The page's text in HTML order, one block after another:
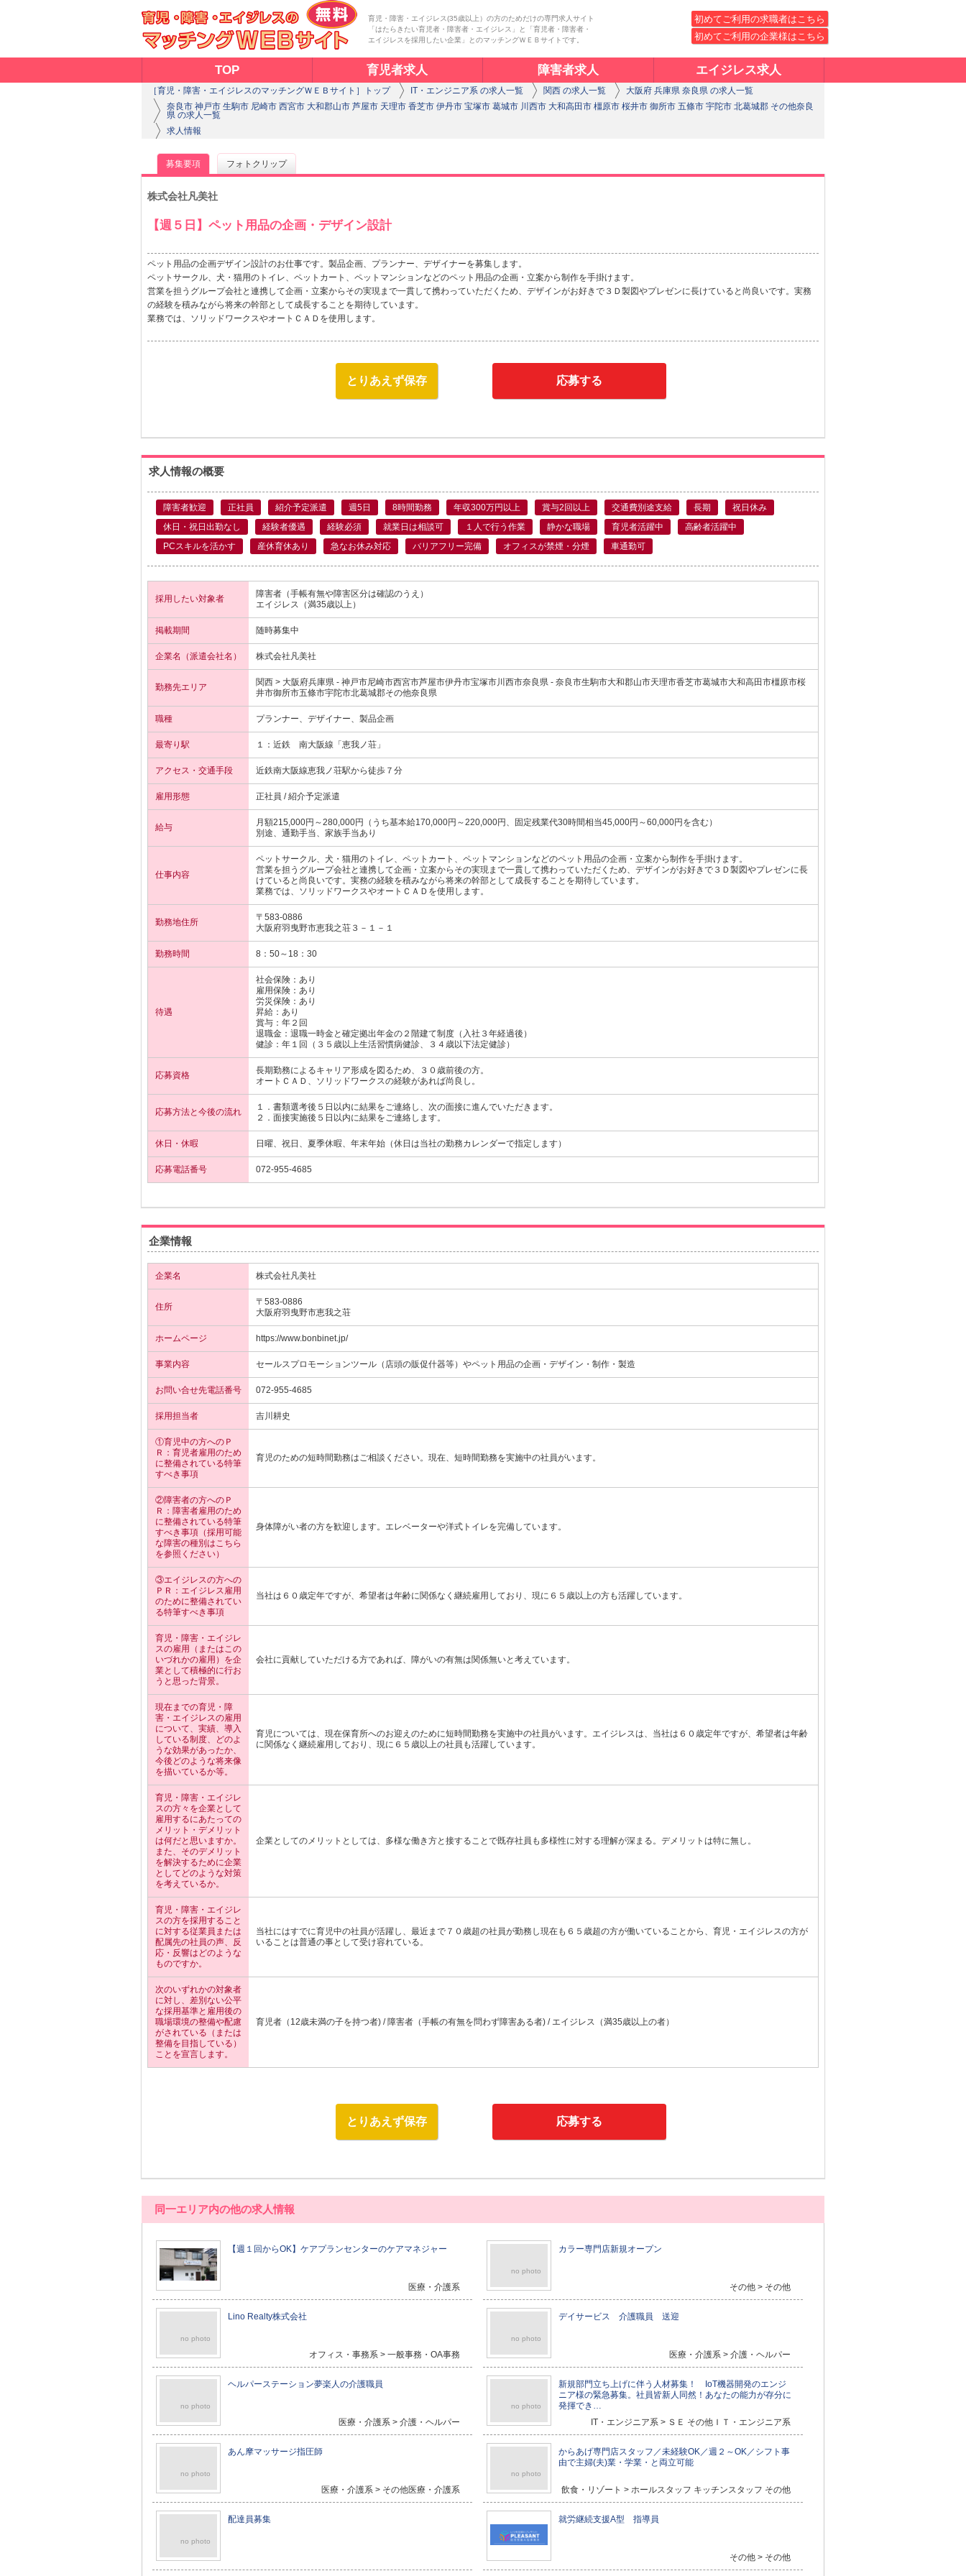
育児・障害・エイジレス(35歳以上）の方のためだけの専門求人サイト
「はたらきたい育児者・障害者・エイジレス」と「育児者・障害者・
エイジレスを採用したい企業」とのマッチングＷＥＢサイトです。
初めてご利用の求職者はこちら
初めてご利用の企業様はこちら
TOP 育児者求人 障害者求人 エイジレス求人
［育児・障害・エイジレスのマッチングＷＥＢサイト］トップ IT・エンジニア系 の求人一覧 関西 の求人一覧
大阪府 兵庫県 奈良県 の求人一覧
奈良市 神戸市 生駒市 尼崎市 西宮市 大和郡山市 芦屋市 天理市 香芝市 伊丹市 宝塚市 葛城市 川西市 大和高田市 橿原市 桜井市 御所市 五條市 宇陀市 北葛城郡 その他奈良
県 の求人一覧
求人情報
募集要項 フォトクリップ
株式会社凡美社
【週５日】ペット用品の企画・デザイン設計
ペット用品の企画デザイン設計のお仕事です。製品企画、プランナー、デザイナーを募集します。
ペットサークル、犬・猫用のトイレ、ペットカート、ペットマンションなどのペット用品の企画・立案から制作を手掛けます。
営業を担うグループ会社と連携して企画・立案からその実現まで一貫して携わっていただくため、デザインがお好きで３Ｄ製図やプレゼンに長けていると尚良いです。実務
の経験を積みながら将来の幹部として成長することを期待しています。
業務では、ソリッドワークスやオートＣＡＤを使用します。
とりあえず保存 応募する
求人情報の概要
障害者歓迎 正社員 紹介予定派遣 週5日 8時間勤務 年収300万円以上 賞与2回以上 交通費別途支給 長期
祝日休み
休日・祝日出勤なし
経験者優遇 経験必須 就業日は相談可 １人で行う作業 静かな職場 育児者活躍中
高齢者活躍中
PCスキルを活かす
産休育休あり 急なお休み対応 バリアフリー完備 オフィスが禁煙・分煙 車通勤可
採用したい対象者
障害者（手帳有無や障害区分は確認のうえ）
エイジレス（満35歳以上）
掲載期間 随時募集中
企業名（派遣会社名） 株式会社凡美社
勤務先エリア
関西 > 大阪府兵庫県 - 神戸市尼崎市西宮市芦屋市伊丹市宝塚市川西市奈良県 - 奈良市生駒市大和郡山市天理市香芝市葛城市大和高田市橿原市桜
井市御所市五條市宇陀市北葛城郡その他奈良県
職種 プランナー、デザイナー、製品企画
最寄り駅 １：近鉄 南大阪線 「恵我ノ荘」
アクセス・交通手段 近鉄南大阪線恵我ノ荘駅から徒歩７分
雇用形態 正社員 / 紹介予定派遣
給与
月額215,000円～280,000円（うち基本給170,000円～220,000円、固定残業代30時間相当45,000円～60,000円を含む）
別途、通勤手当、家族手当あり
仕事内容
ペットサークル、犬・猫用のトイレ、ペットカート、ペットマンションなどのペット用品の企画・立案から制作を手掛けます。
営業を担うグループ会社と連携して企画・立案からその実現まで一貫して携わっていただくため、デザインがお好きで３Ｄ製図やプレゼンに長
けていると尚良いです。実務の経験を積みながら将来の幹部として成長することを期待しています。
業務では、ソリッドワークスやオートＣＡＤを使用します。
勤務地住所
〒583-0886
大阪府羽曳野市恵我之荘３－１－１
勤務時間 8：50～18：30
待遇
社会保険：あり
雇用保険：あり
労災保険：あり
昇給：あり
賞与：年２回
退職金：退職一時金と確定拠出年金の２階建て制度（入社３年経過後）
健診：年１回（３５歳以上生活習慣病健診、３４歳以下法定健診）
応募資格
長期勤務によるキャリア形成を図るため、３０歳前後の方。
オートＣＡＤ、ソリッドワークスの経験があれば尚良し。
応募方法と今後の流れ
１．書類選考後５日以内に結果をご連絡し、次の面接に進んでいただきます。
２．面接実施後５日以内に結果をご連絡します。
休日・休暇 日曜、祝日、夏季休暇、年末年始（休日は当社の勤務カレンダーで指定します）
応募電話番号 072-955-4685
企業情報
企業名 株式会社凡美社
住所
〒583-0886
大阪府羽曳野市恵我之荘
ホームページ https://www.bonbinet.jp/
事業内容 セールスプロモーションツール（店頭の販促什器等）やペット用品の企画・デザイン・制作・製造
お問い合せ先電話番号 072-955-4685
採用担当者 吉川耕史
①育児中の方へのＰ
Ｒ：育児者雇用のため
に整備されている特筆
すべき事項
育児のための短時間勤務はご相談ください。現在、短時間勤務を実施中の社員がいます。
②障害者の方へのＰ
Ｒ：障害者雇用のため
に整備されている特筆
すべき事項（採用可能
な障害の種別はこちら
を参照ください）
身体障がい者の方を歓迎します。エレベーターや洋式トイレを完備しています。
③エイジレスの方への
ＰＲ：エイジレス雇用
のために整備されてい
る特筆すべき事項
当社は６０歳定年ですが、希望者は年齢に関係なく継続雇用しており、現に６５歳以上の方も活躍しています。
育児・障害・エイジレ
スの雇用（またはこの
いづれかの雇用）を企
業として積極的に行お
うと思った背景。
会社に貢献していただける方であれば、障がいの有無は関係無いと考えています。
現在までの育児・障
害・エイジレスの雇用
について、実績、導入
している制度、どのよ
うな効果があったか、
今後どのような将来像
を描いているか等。
育児については、現在保育所へのお迎えのために短時間勤務を実施中の社員がいます。エイジレスは、当社は６０歳定年ですが、希望者は年齢
に関係なく継続雇用しており、現に６５歳以上の社員も活躍しています。
育児・障害・エイジレ
スの方々を企業として
雇用するにあたっての
メリット・デメリット
は何だと思いますか。
また、そのデメリット
を解決するために企業
としてどのような対策
を考えているか。
企業としてのメリットとしては、多様な働き方と接することで既存社員も多様性に対する理解が深まる。デメリットは特に無し。
育児・障害・エイジレ
スの方を採用すること
に対する従業員または
配属先の社員の声、反
応・反響はどのような
ものですか。
当社にはすでに育児中の社員が活躍し、最近まで７０歳超の社員が勤務し現在も６５歳超の方が働いていることから、育児・エイジレスの方が
いることは普通の事として受け容れている。
次のいずれかの対象者
に対し、差別ない公平
な採用基準と雇用後の
職場環境の整備や配慮
がされている（または
整備を目指している）
ことを宣言します。
育児者（12歳未満の子を持つ者) / 障害者（手帳の有無を問わず障害ある者) / エイジレス（満35歳以上の者）
とりあえず保存 応募する
同一エリア内の他の求人情報
【週１回からOK】ケアプランセンターのケアマネジャー
医療・介護系
no photo
カラー専門店新規オープン
その他 > その他
no photo
Lino Realty株式会社
オフィス・事務系 > 一般事務・OA事務
no photo
デイサービス 介護職員 送迎
医療・介護系 > 介護・ヘルパー
no photo
ヘルパーステーション夢楽人の介護職員
医療・介護系 > 介護・ヘルパー
no photo
新規部門立ち上げに伴う人材募集！ IoT機器開発のエンジ
ニア様の緊急募集。社員皆新人同然！あなたの能力が存分に
発揮でき…
IT・エンジニア系 > ＳＥ その他ＩＴ・エンジニア系
no photo
あん摩マッサージ指圧師
医療・介護系 > その他医療・介護系
no photo
からあげ専門店スタッフ／未経験OK／週２～OK／シフト事
由で主婦(夫)業・学業・と両立可能
飲食・リゾート > ホールスタッフ キッチンスタッフ その他
no photo
配達員募集 就労継続支援A型 指導員
その他 > その他